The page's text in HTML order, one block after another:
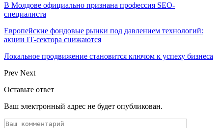
В Молдове официально признана профессия SEO-
специалиста
Европейские фондовые рынки под давлением технологий:
акции IT‑сектора снижаются
Локальное продвижение становится ключом к успеху бизнеса
Prev Next
Оставьте ответ
Ваш электронный адрес не будет опубликован.